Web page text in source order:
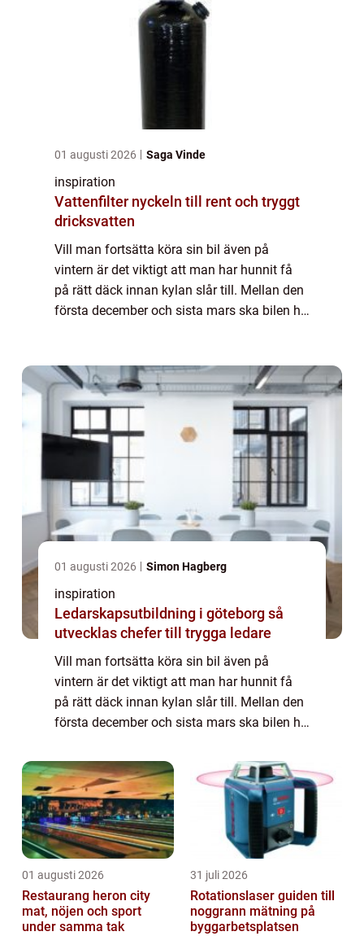
01 augusti 2026 Saga Vinde
inspiration
Vattenfilter nyckeln till rent och tryggt
dricksvatten
Vill man fortsätta köra sin bil även på
vintern är det viktigt att man har hunnit få
på rätt däck innan kylan slår till. Mellan den
första december och sista mars ska bilen ha
01 augusti 2026 Simon Hagberg
inspiration
Ledarskapsutbildning i göteborg så
utvecklas chefer till trygga ledare
Vill man fortsätta köra sin bil även på
vintern är det viktigt att man har hunnit få
på rätt däck innan kylan slår till. Mellan den
första december och sista mars ska bilen ha
Eftersom väglaget kan skilja brett m...
01 augusti 2026
Restaurang heron city
mat, nöjen och sport
under samma tak
31 juli 2026
Rotationslaser guiden till
noggrann mätning på
byggarbetsplatsen